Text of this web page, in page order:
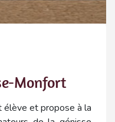
Monfort
élève et propose à la